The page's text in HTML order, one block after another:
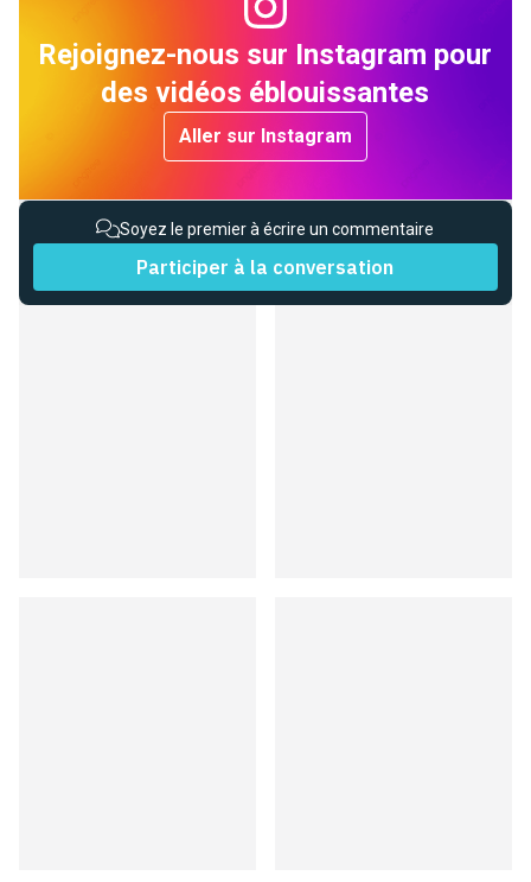
Rejoignez-nous sur Instagram pour
des vidéos éblouissantes
Aller sur Instagram
Soyez le premier à écrire un commentaire
Participer à la conversation